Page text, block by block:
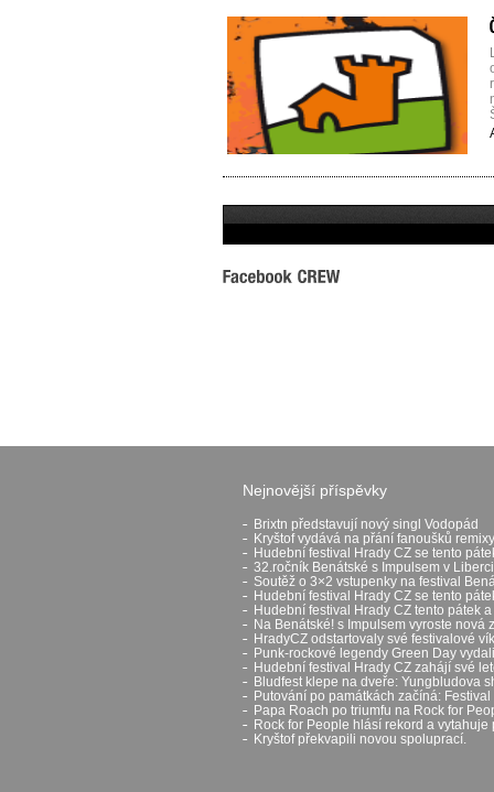
Nejnovější příspěvky
Brixtn představují nový singl Vodopád
Kryštof vydává na přání fanoušků
Hudební festival Hrady CZ se tento
32.ročník Benátské s Impulsem v Liberci
Soutěž o 3×2 vstupenky na festival
Hudební festival Hrady CZ se tento
Hudební festival Hrady CZ tento pátek
Na Benátské! s Impulsem vyroste
HradyCZ odstartovaly své festivalové
Punk-rockové legendy Green Day vydali
Hudební festival Hrady CZ zahájí své
Bludfest klepe na dveře: Yungbludova
Putování po památkách začíná:
Papa Roach po triumfu na Rock for
Rock for People hlásí rekord a
Kryštof překvapili novou spoluprací.